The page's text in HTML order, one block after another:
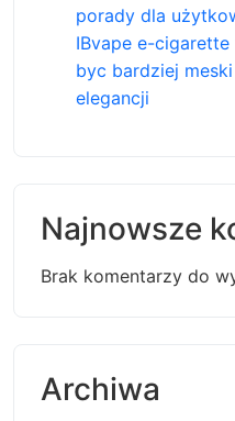
porady dla
IBvape e-
byc bardziej
elegancji
Najnowsze
Brak komentarzy do
Archiwa